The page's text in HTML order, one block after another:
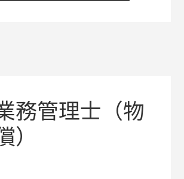
務管理士（物